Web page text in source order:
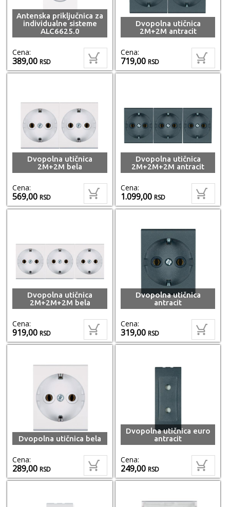
Antenska priključnica za
individualne sisteme
ALC6625.0
Cena:
389,00RSD
Dvopolna utičnica
2M+2M antracit
Cena:
719,00RSD
Dvopolna utičnica
2M+2M bela
Cena:
569,00RSD
Dvopolna utičnica
2M+2M+2M antracit
Cena:
1.099,00RSD
Dvopolna utičnica
2M+2M+2M bela
Cena:
919,00RSD
Dvopolna utičnica
antracit
Cena:
319,00RSD
Dvopolna utičnica bela
Cena:
289,00RSD
Dvopolna utičnica euro
antracit
Cena:
249,00RSD